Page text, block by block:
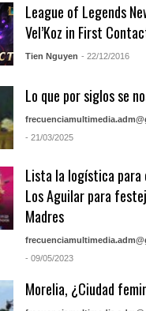
League of Legends
Vel’Koz in First
Tien Nguyen - 22/12/2016
Lo que por siglos se
- 21/03/2025
Lista la logística para
Los Aguilar para
Madres
- 09/05/2023
Morelia, ¿Ciudad